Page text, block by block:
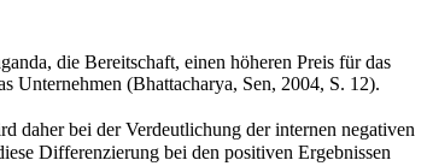
die Bereitschaft, einen höheren Preis für das
Unternehmen (Bhattacharya, Sen, 2004, S. 12).
daher bei der Verdeutlichung der internen negativen
Differenzierung bei den positiven Ergebnissen